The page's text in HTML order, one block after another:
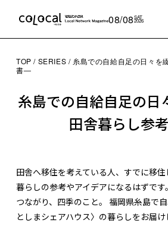
08/08SAT
2026
TOP SERIES
糸島での自給自足の日々
書―
糸島での自給自足の
田舎暮らし参
田舎へ移住を考えている人、すでに移住
暮らしの参考やアイデアになるはずで
つながり、四季のこと。 福岡県糸島で
としまシェアハウス〉の暮らしをお届け